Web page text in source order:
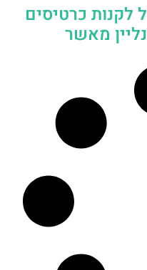
לקנות כרטיסים
מאשר